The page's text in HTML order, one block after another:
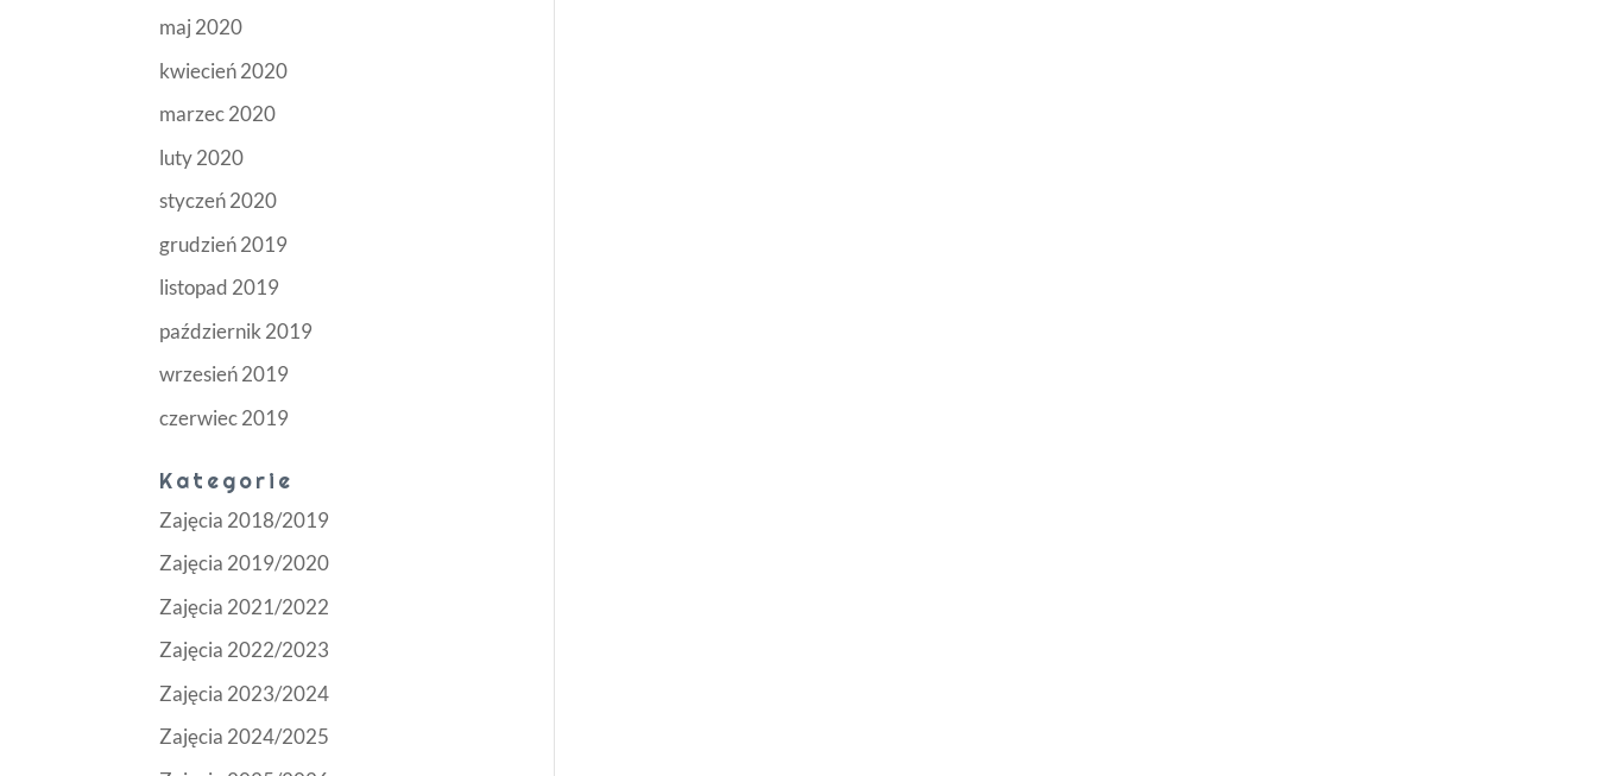
maj 2020
kwiecień 2020
marzec 2020
luty 2020
styczeń 2020
grudzień 2019
listopad 2019
październik 2019
wrzesień 2019
czerwiec 2019
Kategorie
Zajęcia 2018/2019
Zajęcia 2019/2020
Zajęcia 2021/2022
Zajęcia 2022/2023
Zajęcia 2023/2024
Zajęcia 2024/2025